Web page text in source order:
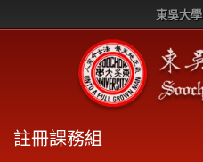
東吳大學
註冊課務組